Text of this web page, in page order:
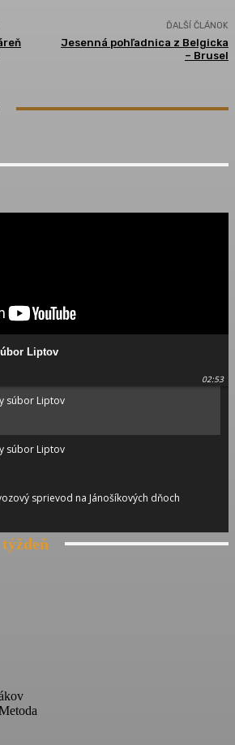
ĎALŠÍ ČLÁNOK
Jesenná pohľadnica z Belgicka
– Brusel
Liptov
02:53
súbor Liptov
súbor Liptov
sprievod na Jánošíkových dňoch
sprievod na Jánošíkových dňoch
dni